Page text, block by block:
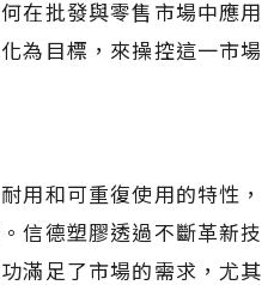
在批發與零售市場中應用
為目標，來操控這一市場
用和可重復使用的特性，
信德塑膠透過不斷革新技
滿足了市場的需求，尤其